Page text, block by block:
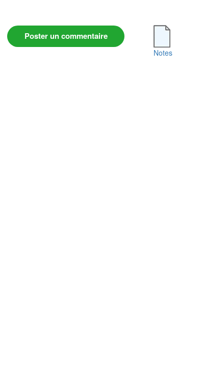
Poster un commentaire
Notes